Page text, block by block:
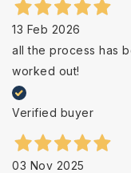
13 Feb 2026
all the process has
worked out!
Verified buyer
03 Nov 2025